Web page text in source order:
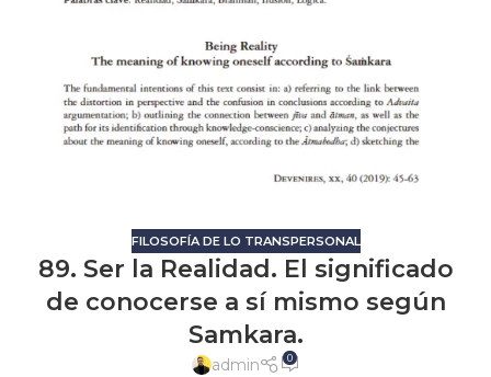
FILOSOFÍA DE LO TRANSPERSONAL
89. Ser la Realidad. El significado
de conocerse a sí mismo según
Samkara.
admin 0